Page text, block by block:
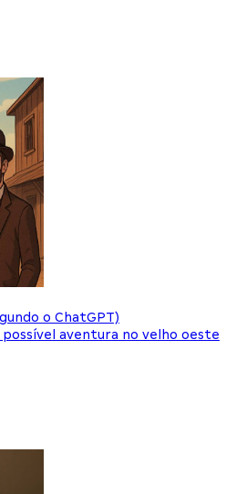
o ChatGPT)
aventura no velho oeste